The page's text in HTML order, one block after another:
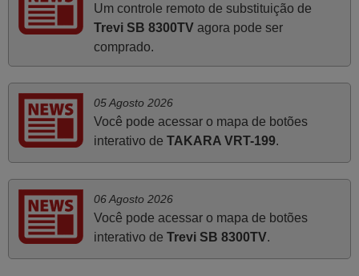
PORTUGAL
Maio 2025
Bom dia. Estou extremamente satisfeita com o comando
e seu funcionamento perfeito, a rapidez na entrega e a
vossa eficiência no processo. Gostaria de salientar que
passando pelos códigos. Ninguém em loja nenhuma me
tinha explicado como funcionar. Apenas diziam que
tinham comandos universais mas podiam não funcionar.
Um controle remoto de substituição de
Trevi SB 8300TVagora pode ser
comprado.
05 Agosto 2026
Você pode acessar o mapa de botões
interativo de TAKARA VRT-199.
06 Agosto 2026
Você pode acessar o mapa de botões
interativo de Trevi SB 8300TV.